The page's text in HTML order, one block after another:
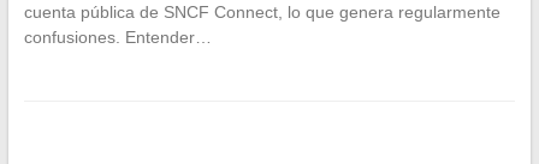
cuenta pública de SNCF Connect, lo que genera regularmente
confusiones. Entender…